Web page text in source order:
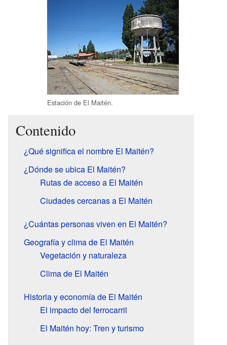
Estación de El Maitén.
Contenido
¿Qué significa el nombre El Maitén?
¿Dónde se ubica El Maitén?
Rutas de acceso a El Maitén
Ciudades cercanas a El Maitén
¿Cuántas personas viven en El Maitén?
Geografía y clima de El Maitén
Vegetación y naturaleza
Clima de El Maitén
Historia y economía de El Maitén
El impacto del ferrocarril
El Maitén hoy: Tren y turismo